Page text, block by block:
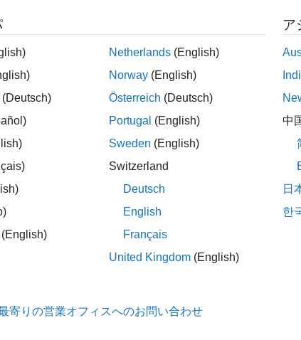
ィング
れるものの、Polyspace®から報告されない場合は、
コ
参照してください。
歴
(Deutsch)
(English)
Netherlands (English)
Norway (English)
Österreich (Deutsch)
Portugal (English)
Sweden (English)
Switzerland
Deutsch
English
Français
United Kingdom (English)
ア
中
日
한
寄りの営業オフィスへのお問い合わせ